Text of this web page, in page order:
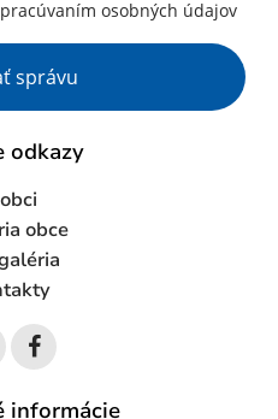
osobných údajov
správu
odkazy
obce
informácie